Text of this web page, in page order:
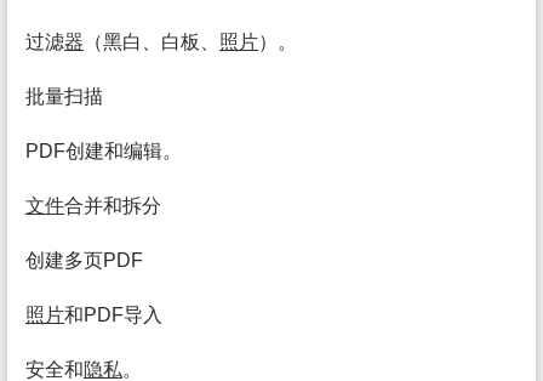
过滤器 （黑白、白板、 照片）。
批量扫描
PDF创建和编辑。
文件合并和拆分
创建多页PDF
照片和PDF导入
安全和隐私。